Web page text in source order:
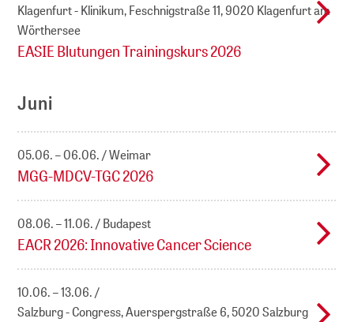
Klagenfurt - Klinikum, Feschnigstraße 11, 9020 Klagenfurt am
Wörthersee
EASIE Blutungen Trainingskurs 2026
Juni
05.06. – 06.06. Weimar
MGG-MDCV-TGC 2026
08.06. – 11.06. Budapest
EACR 2026: Innovative Cancer Science
10.06. – 13.06.
Salzburg - Congress, Auerspergstraße 6, 5020 Salzburg